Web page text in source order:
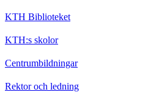
KTH Biblioteket
KTH:s skolor
Centrumbildningar
Rektor och ledning